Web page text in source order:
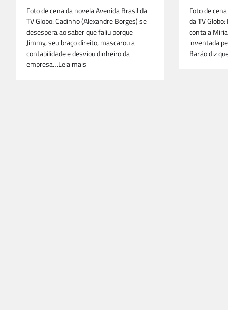
Foto de cena da novela Avenida Brasil da
TV Globo: Cadinho (Alexandre Borges) se
desespera ao saber que faliu porque
Jimmy, seu braço direito, mascarou a
contabilidade e desviou dinheiro da
empresa…Leia mais
Foto de
da TV
conta a
inventada
Barão diz